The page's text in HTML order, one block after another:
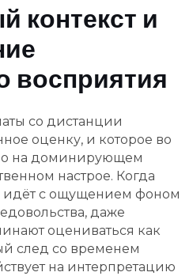
контекст и
восприятия
со дистанции
оценку, и которое во
на доминирующем
настрое. Когда
идёт с ощущением фоном
даже
оцениваться как
след со временем
на интерпретацию